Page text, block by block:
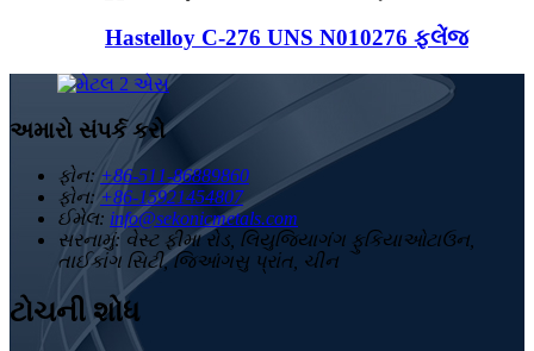
Hastelloy C-276 UNS N010276 ફ્લેંજ
અમારો સંપર્ક કરો
ફોન: +86-511-86889860
ફોન: +86-15921454807
ઈમેલ: info@sekonicmetals.com
સરનામું: વેસ્ટ ફીમા રોડ, લિયુજિયાગંગ ફુકિયાઓટાઉન,
તાઈકાંગ સિટી, જિઆંગસુ પ્રાંત, ચીન
ટોચની શોધ